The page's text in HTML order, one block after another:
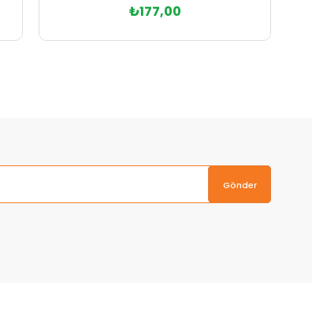
₺177,00
Gönder